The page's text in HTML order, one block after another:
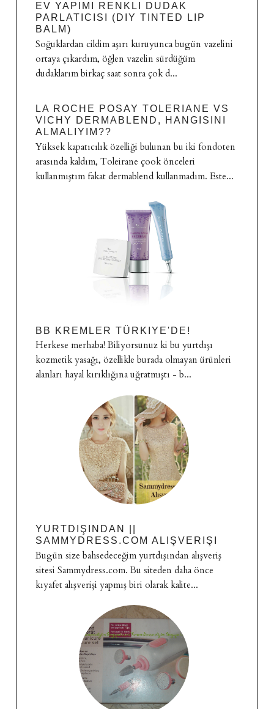
EV YAPIMI RENKLI DUDAK
PARLATICISI (DIY TINTED LIP
BALM)
Soğuklardan cildim aşırı kuruyunca bugün vazelini
ortaya çıkardım, öğlen vazelin sürdüğüm
dudaklarım birkaç saat sonra çok d...
LA ROCHE POSAY TOLERIANE VS
VICHY DERMABLEND, HANGISINI
ALMALIYIM??
Yüksek kapatıcılık özelliği bulunan bu iki fondoten
arasında kaldım, Toleirane çook önceleri
kullanmıştım fakat dermablend kullanmadım. Este...
BB KREMLER TÜRKIYE'DE!
Herkese merhaba! Biliyorsunuz ki bu yurtdışı
kozmetik yasağı, özellikle burada olmayan ürünleri
alanları hayal kırıklığına uğratmıştı - b...
YURTDIŞINDAN ||
SAMMYDRESS.COM ALIŞVERIŞI
Bugün size bahsedeceğim yurtdışından alışveriş
sitesi Sammydress.com. Bu siteden daha önce
kıyafet alışverişi yapmış biri olarak kalite...